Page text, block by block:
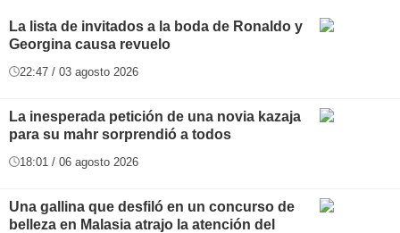
La lista de invitados a la boda de Ronaldo y
Georgina causa revuelo
22:47 / 03 agosto 2026
La inesperada petición de una novia kazaja
para su mahr sorprendió a todos
18:01 / 06 agosto 2026
Una gallina que desfiló en un concurso de
belleza en Malasia atrajo la atención del